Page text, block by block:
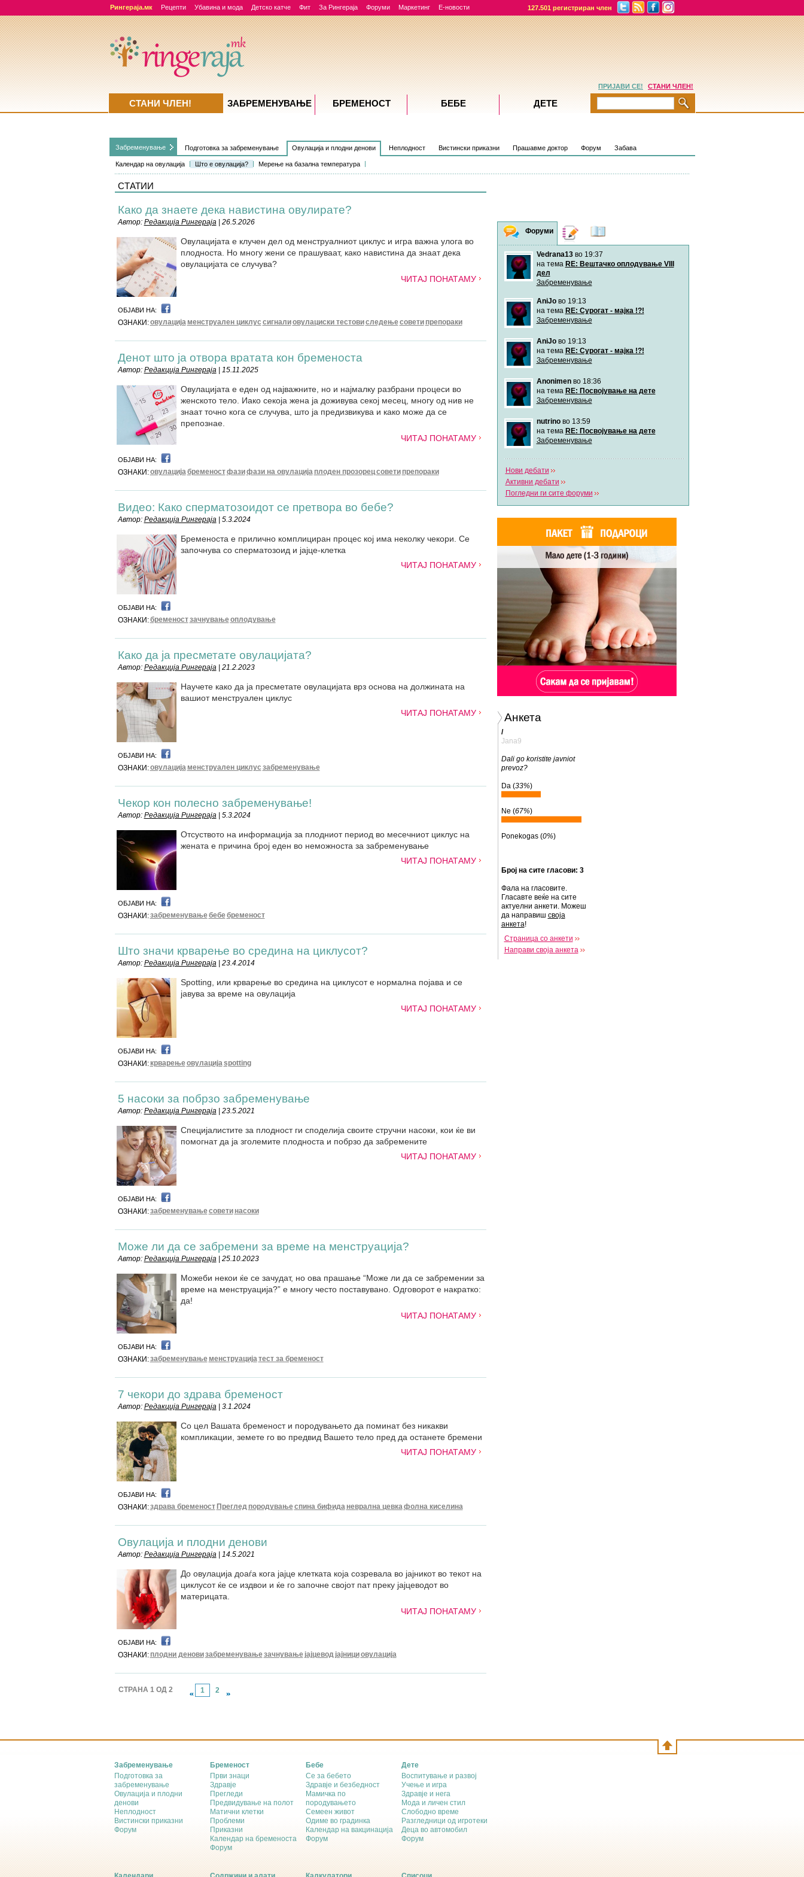
Рингераја.мк Рецепти Убавина и мода Детско катче Фит За Рингераја Форуми Маркетинг Е-новости 127.501 регистриран член
Забременувањe Подготовка за забременување Овулација и плодни денови
Календар на овулација Што е овулација? Мерење на базална температура
Неплодност Вистински приказни Прашавме доктор Форум Забава
СТАТИИ
Како да знаете дека навистина овулирате?
Автор: Редакција Рингераја| 26.5.2026
Овулацијата е клучен дел од менструалниот циклус и игра важна улога во
плодноста. Но многу жени се прашуваат, како навистина да знаат дека
овулацијата се случува?
ЧИТАЈ ПОНАТАМУ
ОБЈАВИ НА:
ОЗНАКИ:овулација менструален циклус сигналиовулациски тестовиследењесовети препораки
Денот што ја отвора вратата кон бременоста
Автор: Редакција Рингераја| 15.11.2025
Овулацијата е еден од најважните, но и најмалку разбрани процеси во
женското тело. Иако секоја жена ја доживува секој месец, многу од нив не
знаат точно кога се случува, што ја предизвикува и како може да се
препознае.
ЧИТАЈ ПОНАТАМУ
ОБЈАВИ НА:
ОЗНАКИ:овулацијабременостфазифази на овулација плоден прозорецсовети препораки
Видео: Како сперматозоидот се претвора во бебе?
Автор: Редакција Рингераја| 5.3.2024
Бременоста е прилично комплициран процес кој има неколку чекори. Се
започнува со сперматозоид и јајце-клетка
ЧИТАЈ ПОНАТАМУ
ОБЈАВИ НА:
ОЗНАКИ:бременостзачнувањеоплодување
Како да ја пресметате овулацијата?
Автор: Редакција Рингераја| 21.2.2023
Научете како да ја пресметате овулацијата врз основа на должината на
вашиот менструален циклус
ЧИТАЈ ПОНАТАМУ
ОБЈАВИ НА:
ОЗНАКИ:овулација менструален циклус забременување
Чекор кон полесно забременување!
Автор: Редакција Рингераја| 5.3.2024
Отсуството на информација за плодниот период во месечниот циклус на
жената е причина број еден во неможноста за забременување
ЧИТАЈ ПОНАТАМУ
ОБЈАВИ НА:
ОЗНАКИ:забременувањебебебременост
Што значи крварење во средина на циклусот?
Автор: Редакција Рингераја| 23.4.2014
Spotting, или крварење во средина на циклусот е нормална појава и се
јавува за време на овулација
ЧИТАЈ ПОНАТАМУ
ОБЈАВИ НА:
ОЗНАКИ: крварењеовулацијаspotting
5 насоки за побрзо забременување
Автор: Редакција Рингераја| 23.5.2021
Специјалистите за плодност ги споделија своите стручни насоки, кои ќе ви
помогнат да ја зголемите плодноста и побрзо да забремените
ЧИТАЈ ПОНАТАМУ
ОБЈАВИ НА:
ОЗНАКИ:забременувањесовети насоки
Може ли да се забремени за време на менструација?
Автор: Редакција Рингераја| 25.10.2023
Можеби некои ќе се зачудат, но ова прашање “Може ли да се забремении за
време на менструација?” е многу често поставувано. Одговорот е накратко:
да!
ЧИТАЈ ПОНАТАМУ
ОБЈАВИ НА:
ОЗНАКИ:забременување менструацијатест за бременост
7 чекори до здрава бременост
Автор: Редакција Рингераја| 3.1.2024
Со цел Вашата бременост и породувањето да поминат без никакви
компликации, земете го во предвид Вашето тело пред да останете бремени
ЧИТАЈ ПОНАТАМУ
ОБЈАВИ НА:
ОЗНАКИ:здрава бременост Преглед породувањеспина бифида неврална цевкафолна киселина
Овулација и плодни денови
Автор: Редакција Рингераја| 14.5.2021
До овулација доаѓа кога јајце клетката која созревала во јајникот во текот на
циклусот ќе се издвои и ќе го започне својот пат преку јајцеводот во
материцата.
ЧИТАЈ ПОНАТАМУ
ОБЈАВИ НА:
ОЗНАКИ: плодни деновизабременувањезачнување јајцевод јајнициовулација
СТРАНА 1 ОД 2 1 2
Форуми Дневници
Vedrana13во 19:37
на тема RE: Вештачко оплодување VIII
дел
Забременување
AniJoво 19:13
на тема RE: Сурогат - мајка !?!
Забременување
AniJoво 19:13
на тема RE: Сурогат - мајка !?!
Забременување
Anonimenво 18:36
на тема RE: Посвојување на дете
Забременување
nutrinoво 13:59
на тема RE: Посвојување на дете
Забременување
Нови дебати
Активни дебати
Погледни ги сите форуми
Анкета
/
Jana9
Dali go koristite javniot
prevoz?
Da (33%)
Ne (67%)
Ponekogas (0%)
Број на сите гласови: 3
Фала на гласовите.
Гласавте веќе на сите
актуелни анкети. Можеш
да направиш своја
анкета!
Страница со анкети
Направи своја анкета
ПРИЈАВИ СЕ! СТАНИ ЧЛЕН!
СТАНИ ЧЛЕН! ЗАБРЕМЕНУВАЊE БРЕМЕНОСТ БЕБЕ ДЕТЕ
Забременување
Подготовка за
забременување
Овулација и плодни
денови
Неплодност
Вистински приказни
Форум
Бременост
Први знаци
Здравје
Прегледи
Предвидување на полот
Матични клетки
Проблеми
Приказни
Календар на бременоста
Форум
Бебе
Се за бебето
Здравје и безбедност
Мамичка по
породувањето
Семеен живот
Одиме во градинка
Календар на вакцинација
Форум
Дете
Воспитување и развој
Учење и игра
Здравје и нега
Мода и личен стил
Слободно време
Разгледници од игротеки
Деца во автомобил
Форум